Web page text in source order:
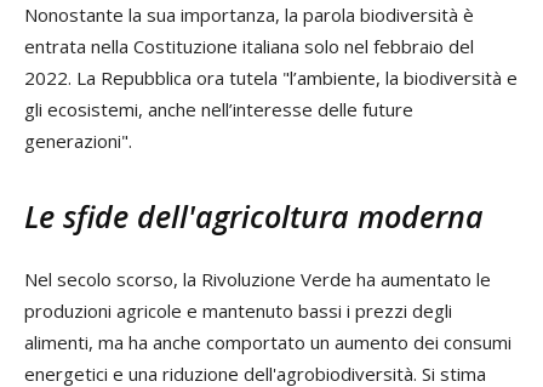
Nonostante la sua importanza, la parola biodiversità è
entrata nella Costituzione italiana solo nel febbraio del
2022. La Repubblica ora tutela "l’ambiente, la biodiversità e
gli ecosistemi, anche nell’interesse delle future
generazioni".
Le sfide dell'agricoltura moderna
Nel secolo scorso, la Rivoluzione Verde ha aumentato le
produzioni agricole e mantenuto bassi i prezzi degli
alimenti, ma ha anche comportato un aumento dei consumi
energetici e una riduzione dell'agrobiodiversità. Si stima